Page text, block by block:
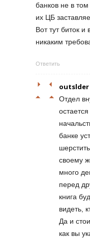
банков не в том
их ЦБ
Вот тут биток
никаким
Ответить
outslder
Отдел
банке
своему
много
перед
книга
видеть,
Да и
как вы